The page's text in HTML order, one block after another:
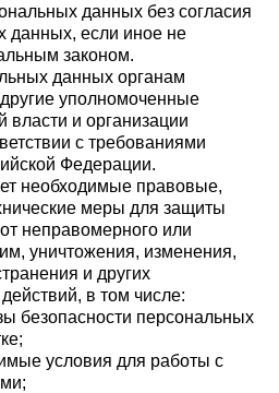
данных без согласия
данных, если иное не
законом.
данных органам
уполномоченные
власти и организации
с требованиями
Федерации.
необходимые правовые,
меры для защиты
неправомерного или
уничтожения, изменения,
и других
в том числе:
безопасности персональных
условия для работы с